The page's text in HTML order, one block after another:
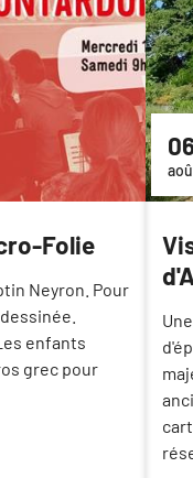
Folie
Neyron. Pour
enfants
grec pour